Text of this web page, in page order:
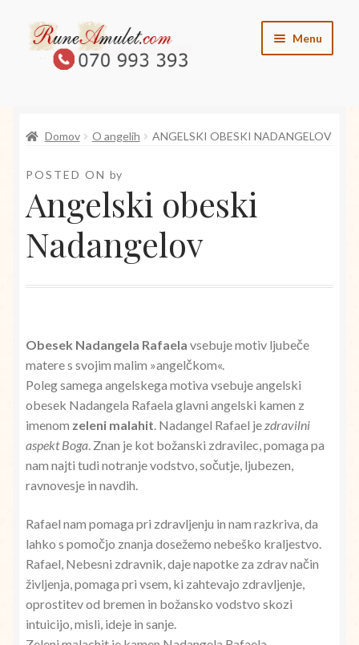
Skip
to
navigation
Skip
to
content
Menu
O angelih
O vilincih
O elementih
Domov O angelih ANGELSKI OBESKI NADANGELOV
POSTED ON by
Angelski obeski
Nadangelov
Obesek Nadangela Rafaela vsebuje motiv ljubeče
matere s svojim malim »angelčkom«.
Poleg samega angelskega motiva vsebuje angelski
obesek Nadangela Rafaela glavni angelski kamen z
imenom zeleni malahit. Nadangel Rafael jezdravilni
aspekt Boga. Znan je kot božanski zdravilec, pomaga pa
nam najti tudi notranje vodstvo, sočutje, ljubezen,
ravnovesje in navdih.
Rafael nam pomaga pri zdravljenju in nam razkriva, da
lahko s pomočjo znanja dosežemo nebeško kraljestvo.
Rafael, Nebesni zdravnik, daje napotke za zdrav način
življenja, pomaga pri vsem, ki zahtevajo zdravljenje,
oprostitev od bremen in božansko vodstvo skozi
intuicijo, misli, ideje in sanje.